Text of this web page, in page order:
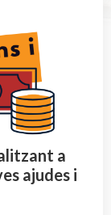
a
ajudes i